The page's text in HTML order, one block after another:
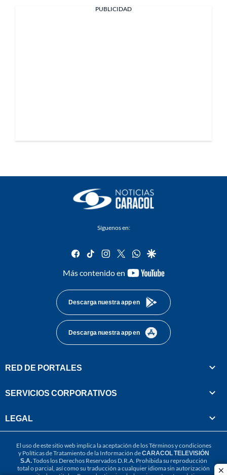
PUBLICIDAD
Síguenos en:
facebook
tiktok instagram
twitterwhatsapp
google
Más contenido en
youtube-
Descarga nuestra app en
Descarga nuestra app en
RED DE PORTALES
SERVICIOS CORPORATIVOS
LEGAL
El uso de este sitio web implica la aceptación de losTérminos y condiciones
y Políticas de Tratamiento de la Información deCARACOL TELEVISIÓN
S.A.Todos los Derechos Reservados D.R.A. Prohibida su reproducción
total o parcial, así como su traducción a cualquier idioma sin autorización